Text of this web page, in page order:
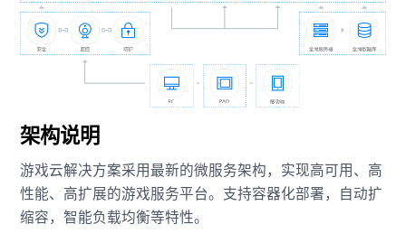
架构说明
游戏云解决方案采用最新的微服务架构，实现高可用、高
性能、高扩展的游戏服务平台。支持容器化部署，自动扩
缩容，智能负载均衡等特性。